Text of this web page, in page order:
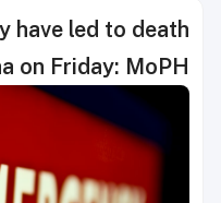
have led to death
on Friday: MoPH